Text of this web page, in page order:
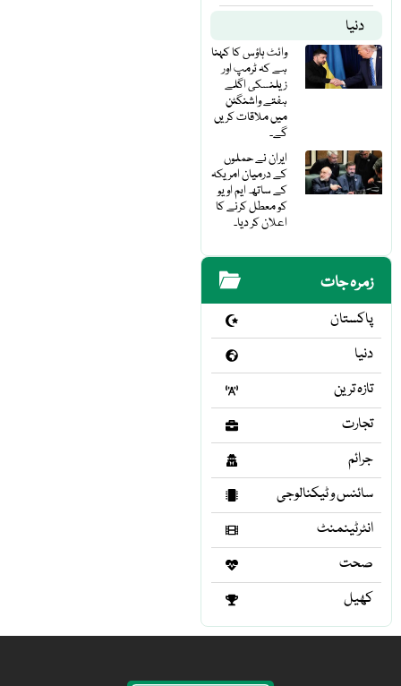
دنیا
وائٹ ہاؤس کا کہنا
ہے کہ ٹرمپ اور
زیلنسکی اگلے
ہفتے واشنگٹن
میں ملاقات کریں
گے۔
ایران نے حملوں
کے درمیان امریکہ
کے ساتھ ایم او یو
کو معطل کرنے کا
اعلان کر دیا۔
زمرہ جات
پاکستان
دنیا
تازہ ترین
تجارت
جرائم
سائنس و ٹیکنالوجی
انٹرٹینمنٹ
صحت
کھیل